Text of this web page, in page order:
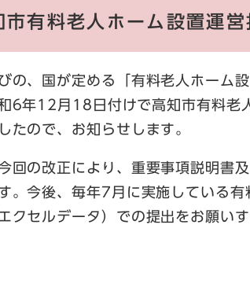
有料老人ホーム設置運営
の、国が定める「有料老人ホーム
6年12月18日付けで高知市有料老
たので、お知らせします。
回の改正により、重要事項説明書
。今後、毎年7月に実施している
クセルデータ）での提出をお願い